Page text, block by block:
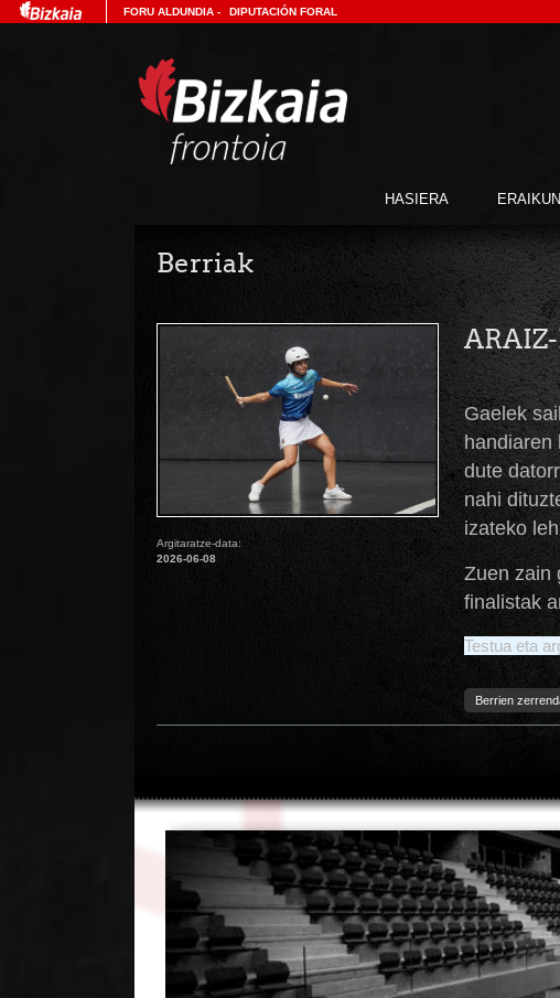
FORU ALDUNDIA - DIPUTACIÓN FORAL
HASIERA
Berriak
Argitaratze-data:
2026-06-08
Gaelek
handiaren
dute
nahi
izateko
Zuen zain
finalistak
Testua eta
Berrien